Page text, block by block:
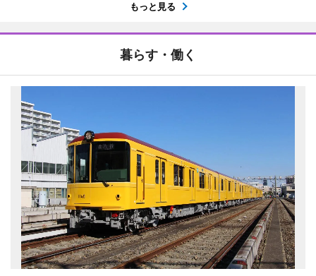
もっと見る
暮らす・働く